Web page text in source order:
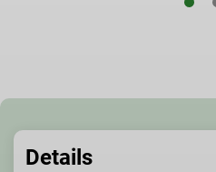
Details